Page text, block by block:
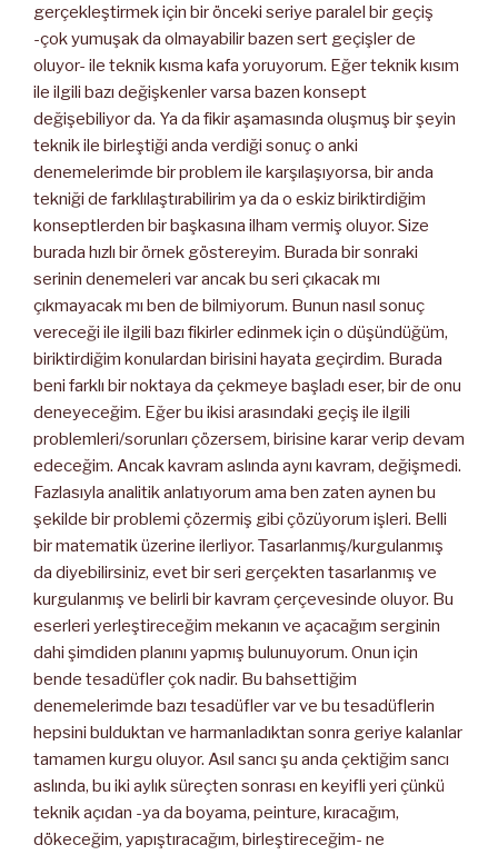
gerçekleştirmek için bir önceki seriye paralel bir geçiş
-çok yumuşak da olmayabilir bazen sert geçişler de
oluyor- ile teknik kısma kafa yoruyorum. Eğer teknik kısım
ile ilgili bazı değişkenler varsa bazen konsept
değişebiliyor da. Ya da fikir aşamasında oluşmuş bir şeyin
teknik ile birleştiği anda verdiği sonuç o anki
denemelerimde bir problem ile karşılaşıyorsa, bir anda
tekniği de farklılaştırabilirim ya da o eskiz biriktirdiğim
konseptlerden bir başkasına ilham vermiş oluyor. Size
burada hızlı bir örnek göstereyim. Burada bir sonraki
serinin denemeleri var ancak bu seri çıkacak mı
çıkmayacak mı ben de bilmiyorum. Bunun nasıl sonuç
vereceği ile ilgili bazı fikirler edinmek için o düşündüğüm,
biriktirdiğim konulardan birisini hayata geçirdim. Burada
beni farklı bir noktaya da çekmeye başladı eser, bir de onu
deneyeceğim. Eğer bu ikisi arasındaki geçiş ile ilgili
problemleri/sorunları çözersem, birisine karar verip devam
edeceğim. Ancak kavram aslında aynı kavram, değişmedi.
Fazlasıyla analitik anlatıyorum ama ben zaten aynen bu
şekilde bir problemi çözermiş gibi çözüyorum işleri. Belli
bir matematik üzerine ilerliyor. Tasarlanmış/kurgulanmış
da diyebilirsiniz, evet bir seri gerçekten tasarlanmış ve
kurgulanmış ve belirli bir kavram çerçevesinde oluyor. Bu
eserleri yerleştireceğim mekanın ve açacağım serginin
dahi şimdiden planını yapmış bulunuyorum. Onun için
bende tesadüfler çok nadir. Bu bahsettiğim
denemelerimde bazı tesadüfler var ve bu tesadüflerin
hepsini bulduktan ve harmanladıktan sonra geriye kalanlar
tamamen kurgu oluyor. Asıl sancı şu anda çektiğim sancı
aslında, bu iki aylık süreçten sonrası en keyifli yeri çünkü
teknik açıdan -ya da boyama, peinture, kıracağım,
dökeceğim, yapıştıracağım, birleştireceğim- ne